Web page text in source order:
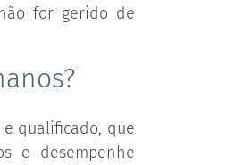
for gerido de
qualificado, que
e desempenhe